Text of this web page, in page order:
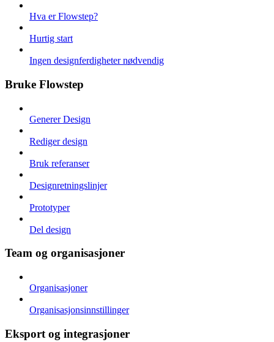
Hva er Flowstep?
Hurtig start
Ingen designferdigheter nødvendig
Bruke Flowstep
Generer Design
Rediger design
Bruk referanser
Designretningslinjer
Prototyper
Del design
Team og organisasjoner
Organisasjoner
Organisasjonsinnstillinger
Eksport og integrasjoner